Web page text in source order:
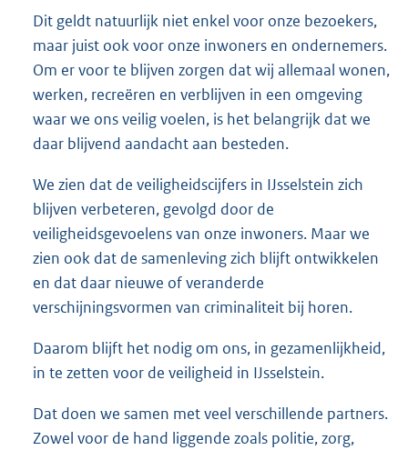
Dit geldt natuurlijk niet enkel voor onze bezoekers,
maar juist ook voor onze inwoners en ondernemers.
Om er voor te blijven zorgen dat wij allemaal wonen,
werken, recreëren en verblijven in een omgeving
waar we ons veilig voelen, is het belangrijk dat we
daar blijvend aandacht aan besteden.
We zien dat de veiligheidscijfers in IJsselstein zich
blijven verbeteren, gevolgd door de
veiligheidsgevoelens van onze inwoners. Maar we
zien ook dat de samenleving zich blijft ontwikkelen
en dat daar nieuwe of veranderde
verschijningsvormen van criminaliteit bij horen.
Daarom blijft het nodig om ons, in gezamenlijkheid,
in te zetten voor de veiligheid in IJsselstein.
Dat doen we samen met veel verschillende partners.
Zowel voor de hand liggende zoals politie, zorg,